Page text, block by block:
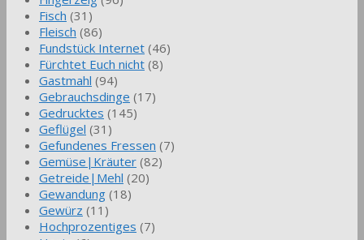
Fisch (31)
Fleisch (86)
Fundstück Internet (46)
Fürchtet Euch nicht (8)
Gastmahl (94)
Gebrauchsdinge (17)
Gedrucktes (145)
Geflügel (31)
Gefundenes Fressen (7)
Gemüse|Kräuter (82)
Getreide|Mehl (20)
Gewandung (18)
Gewürz (11)
Hochprozentiges (7)